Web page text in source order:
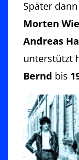
Später
Morten
Andreas
unterstützt
Bernd bis